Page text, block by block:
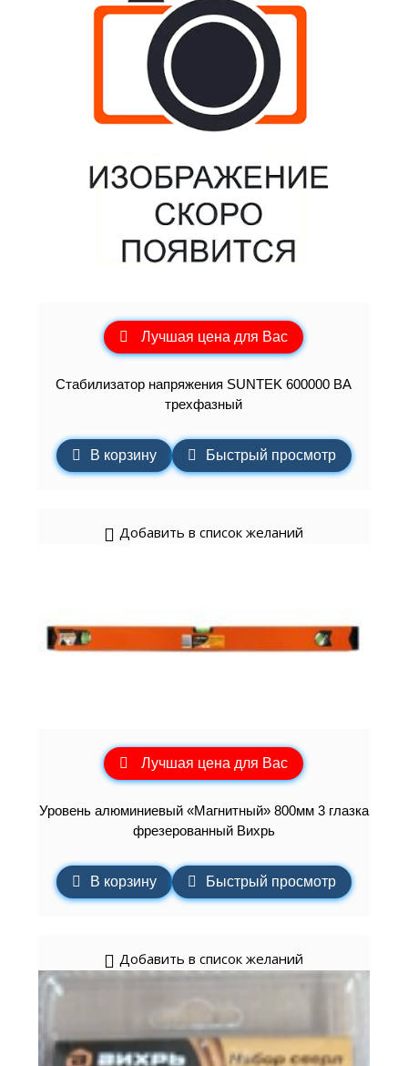
Лучшая цена для Вас
Стабилизатор напряжения SUNTEK 600000 ВА
трехфазный
В корзину Быстрый просмотр
Добавить в список желаний
Лучшая цена для Вас
Уровень алюминиевый «Магнитный» 800мм 3 глазка
фрезерованный Вихрь
В корзину Быстрый просмотр
Добавить в список желаний